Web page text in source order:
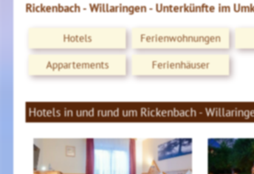
Rickenbach - Willaringen - Unterkünfte im
Hotels Ferienwohnungen
Appartements
Ferienhäuser
Hotels in und rund um Rickenbach -